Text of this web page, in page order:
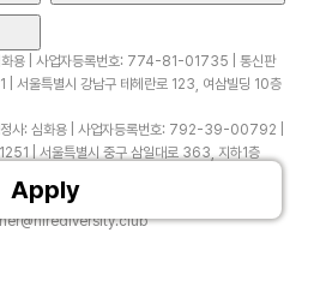
화용 | 사업자등록번호: 774-81-01735 | 통신판
서울특별시 강남구 테헤란로 123, 여삼빌딩 10층
정사: 심화용 | 사업자등록번호: 792-39-00792 |
| 서울특별시 중구 삼일대로 363, 지하1층
Apply